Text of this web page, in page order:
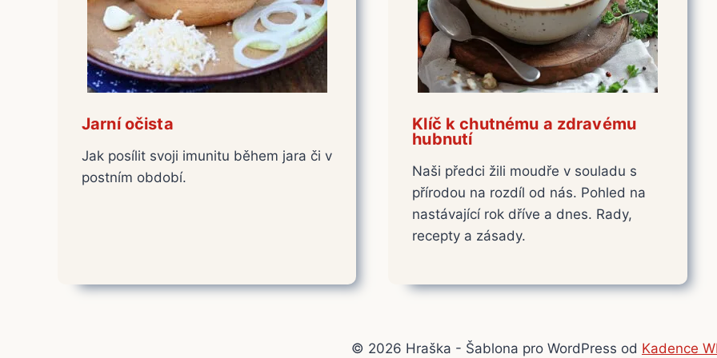
Jarní očista
Jak posílit svoji imunitu během jara či v
postním období.
Klíč k chutnému a zdravému
hubnutí
Naši předci žili moudře v souladu s
přírodou na rozdíl od nás. Pohled na
nastávající rok dříve a dnes. Rady,
recepty a zásady.
© 2026 Hraška - Šablona pro WordPress od Kadence